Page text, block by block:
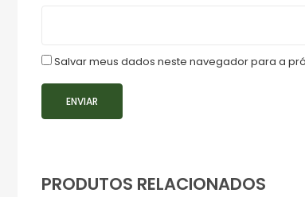
Salvar meus dados neste navegador para a
PRODUTOS RELACIONADOS